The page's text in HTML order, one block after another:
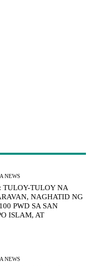
NEWS
TULOY-TULOY NA
NAGHATID NG
PWD SA SAN
ISLAM, AT
NEWS